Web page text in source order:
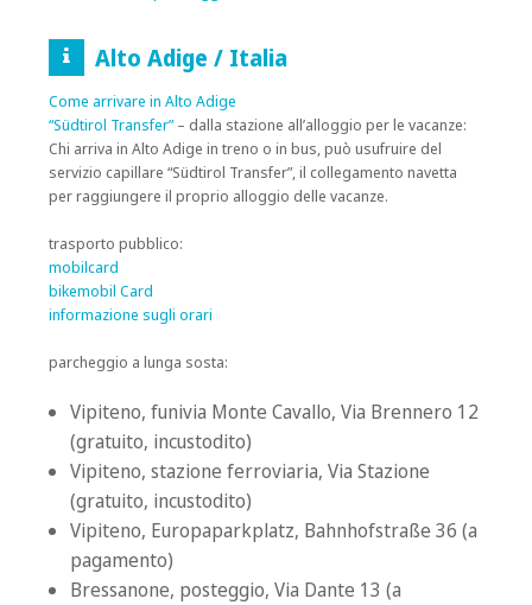
Alto Adige / Italia
Come arrivare in Alto Adige
“Südtirol Transfer”– dalla stazione all’alloggio per le vacanze:
Chi arriva in Alto Adige in treno o in bus, può usufruire del
servizio capillare “Südtirol Transfer”, il collegamento navetta
per raggiungere il proprio alloggio delle vacanze.
trasporto pubblico:
mobilcard
bikemobil Card
informazione sugli orari
parcheggio a lunga sosta:
Vipiteno, funivia Monte Cavallo, Via Brennero 12
(gratuito, incustodito)
Vipiteno, stazione ferroviaria, Via Stazione
(gratuito, incustodito)
Vipiteno, Europaparkplatz, Bahnhofstraße 36 (a
pagamento)
Bressanone, posteggio, Via Dante 13 (a